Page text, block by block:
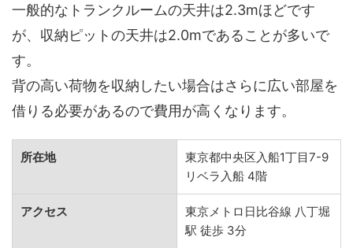
一般的なトランクルームの天井は2.3mほどです
が、収納ピットの天井は2.0mであることが多いで
す。
背の高い荷物を収納したい場合はさらに広い部屋を
借りる必要があるので費用が高くなります。
所在地
東京都中央区入船1丁目7-9
リベラ入船 4階
アクセス
東京メトロ日比谷線 八丁堀
駅 徒歩 3分